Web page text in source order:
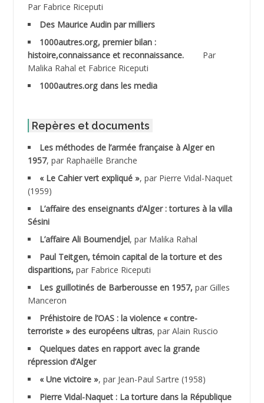
ABDESSELAMI Kouider
ABDESSLEM Ahmed dit le Coiffeur
ABDOUDOU
ABID Mohamed
ABNOUN Salah
ACHACHE M.*
ACHLAF Ali
ADALMI
ADANE Ramdane *
ADDAD
ADDALA Boualem*
ADDANE
Par Fabrice Riceputi
Des Maurice Audin par milliers
1000autres.org, premier bilan :
histoire,connaissance et reconnaissance.
Par
Malika Rahal et Fabrice Riceputi
1000autres.org dans les media
Repères et documents
Les méthodes de l’armée française à Alger en
1957, par Raphaëlle Branche
« Le Cahier vert expliqué », par Pierre Vidal-Naquet
(1959)
L’affaire des enseignants d’Alger : tortures à la villa
Sésini
L’affaire Ali Boumendjel, par Malika Rahal
Paul Teitgen, témoin capital de la torture et des
disparitions, par Fabrice Riceputi
Les guillotinés de Barberousse en 1957, par Gilles
Manceron
Préhistoire de l’OAS : la violence « contre-
terroriste » des européens ultras, par Alain Ruscio
Quelques dates en rapport avec la grande
répression d’Alger
« Une victoire », par Jean-Paul Sartre (1958)
Pierre Vidal-Naquet : La torture dans la République